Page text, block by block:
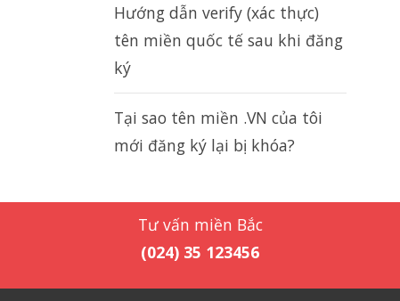
Hướng dẫn verify (xác thực)
tên miền quốc tế sau khi đăng
ký
Tại sao tên miền .VN của tôi
mới đăng ký lại bị khóa?
Tư vấn miền Bắc
(024) 35 123456